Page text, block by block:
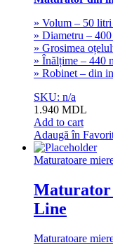
» Volum – 50
» Diametru –
» Grosimea
» Înălțime – 440
» Robinet – din
SKU: n/a
1.940 MDL
Add to cart
Adaugă în
Maturatoare
Maturator
Line
Maturatoare